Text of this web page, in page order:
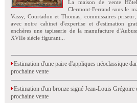
La maison de vente
Clermont-Ferrand sous le
Vassy, Courtadon et Thomas, commissaires
avec notre cabinet d'expertise et d'estimation
enchères une tapisserie de la manufacture
XVIIe siècle figurant...
Estimation d'une paire d'appliques néoclassique
prochaine vente
Estimation d'un bronze signé Jean-Louis Grégoire
prochaine vente